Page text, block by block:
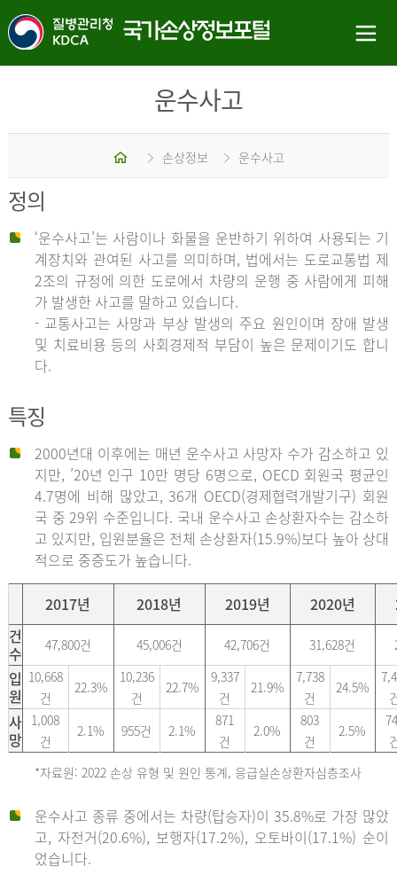
운수사고
홈 손상정보 운수사고
정의
‘운수사고’는 사람이나 화물을 운반하기 위하여 사용되는 기
계장치와 관여된 사고를 의미하며, 법에서는 도로교통법 제
2조의 규정에 의한 도로에서 차량의 운행 중 사람에게 피해
가 발생한 사고를 말하고 있습니다.
- 교통사고는 사망과 부상 발생의 주요 원인이며 장애 발생
및 치료비용 등의 사회경제적 부담이 높은 문제이기도 합니
다.
특징
2000년대 이후에는 매년 운수사고 사망자 수가 감소하고 있
지만, ’20년 인구 10만 명당 6명으로, OECD 회원국 평균인
4.7명에 비해 많았고, 36개 OECD(경제협력개발기구) 회원
국 중 29위 수준입니다. 국내 운수사고 손상환자수는 감소하
고 있지만, 입원분율은 전체 손상환자(15.9%)보다 높아 상대
적으로 중증도가 높습니다.
2017년 2018년 2019년 2020년
건
수
47,800건 45,006건 42,706건 31,628건
입
원
10,668
건
22.3%
10,236
건
22.7%
9,337
건
21.9%
7,738
건
24.5%
사
망
1,008
건
2.1% 955건 2.1%
871
건
2.0%
803
건
2.5%
*자료원: 2022 손상 유형 및 원인 통계, 응급실손상환자심층조사
운수사고 종류 중에서는 차량(탑승자)이 35.8%로 가장 많았
고, 자전거(20.6%), 보행자(17.2%), 오토바이(17.1%) 순이
었습니다.